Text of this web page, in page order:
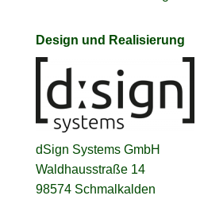
Design und Realisierung
dSign Systems GmbH
Waldhausstraße 14
98574 Schmalkalden